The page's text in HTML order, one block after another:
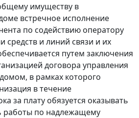
имуществу в
встречное исполнение
по содействию оператору
средств и линий связи и их
путем заключения
договора управления
в рамках которого
в течение
за плату обязуется оказывать
работы по надлежащему